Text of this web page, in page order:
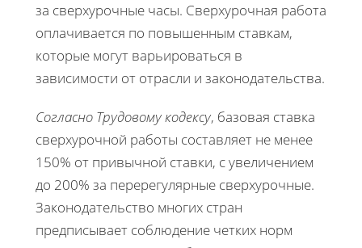
за сверхурочные часы. Сверхурочная работа
оплачивается по повышенным ставкам,
которые могут варьироваться в
зависимости от отрасли и законодательства.
Согласно Трудовому кодексу, базовая ставка
сверхурочной работы составляет не менее
150% от привычной ставки, с увеличением
до 200% за перерегулярные сверхурочные.
Законодательство многих стран
предписывает соблюдение четких норм